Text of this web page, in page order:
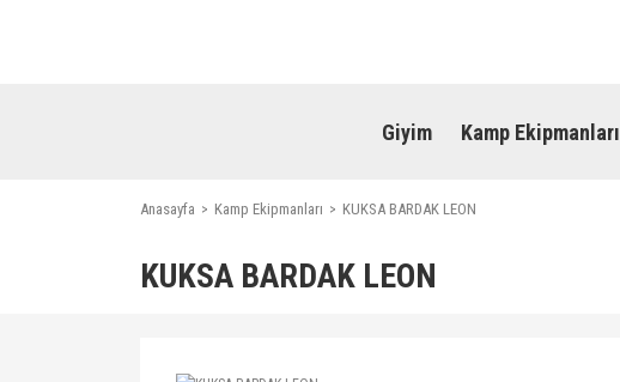
Giyim Kamp Ekipmanları
Anasayfa Kamp Ekipmanları KUKSA BARDAK LEON
KUKSA BARDAK LEON